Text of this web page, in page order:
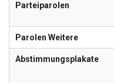
Parteiparolen
Parolen Weitere
Abstimmungsplakate